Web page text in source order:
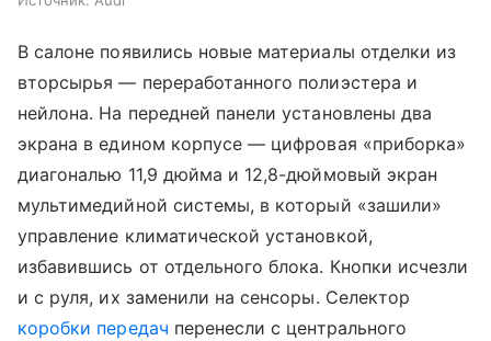
В салоне появились новые материалы отделки из
вторсырья — переработанного полиэстера и
нейлона. На передней панели установлены два
экрана в едином корпусе — цифровая «приборка»
диагональю 11,9 дюйма и 12,8-дюймовый экран
мультимедийной системы, в который «зашили»
управление климатической установкой,
избавившись от отдельного блока. Кнопки исчезли
и с руля, их заменили на сенсоры. Селектор
коробки передач перенесли с центрального